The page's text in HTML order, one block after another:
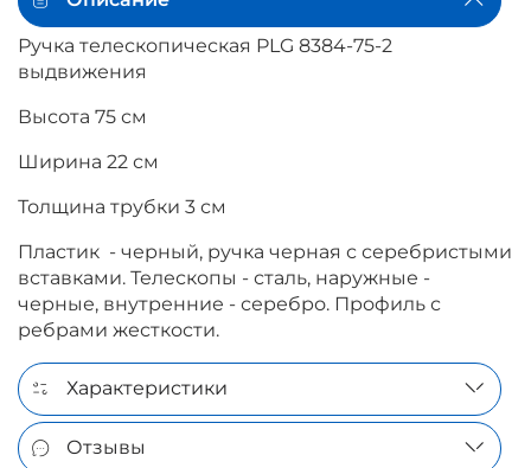
Ручка телескопическая PLG 8384-75-2
выдвижения
Высота 75 см
Ширина 22 см
Толщина трубки 3 см
Пластик - черный, ручка черная с серебристыми
вставками. Телескопы - сталь, наружные -
черные, внутренние - серебро. Профиль с
ребрами жесткости.
Характеристики
Отзывы